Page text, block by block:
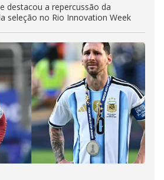
destacou a repercussão da
seleção no Rio Innovation Week